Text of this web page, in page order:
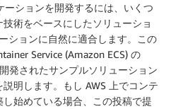
ーションを開発するには、いくつ
術をベースにしたソリューショ
ションに自然に適合します。この
Service (Amazon ECS) の
発されたサンプルソリューション
明します。もし AWS 上でコンテ
始めている場合、この投稿で提